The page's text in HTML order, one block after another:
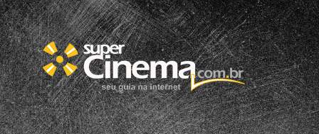
Opening https://supercinema.com.br/noticias/2023/10/06/keanu-reenves-construiu-uma-historia-de-sucesso-em-hollywood/